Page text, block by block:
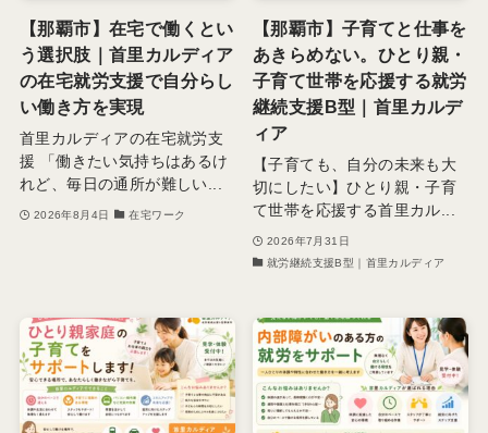
【那覇市】在宅で働くとい
う選択肢｜首里カルディア
の在宅就労支援で自分らし
い働き方を実現
首里カルディアの在宅就労支
援 「働きたい気持ちはあるけ
れど、毎日の通所が難しい...
2026年8月4日 在宅ワーク
【那覇市】子育てと仕事を
あきらめない。ひとり親・
子育て世帯を応援する就労
継続支援B型｜首里カルデ
ィア
【子育ても、自分の未来も大
切にしたい】ひとり親・子育
て世帯を応援する首里カル...
2026年7月31日
就労継続支援B型｜首里カルディア